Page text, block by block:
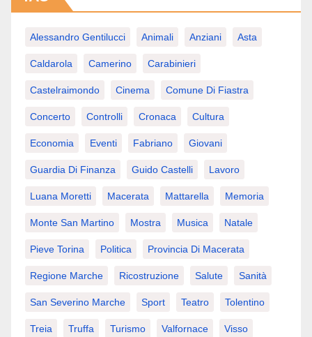
Alessandro Gentilucci Animali Anziani Asta
Caldarola Camerino Carabinieri
Castelraimondo Cinema Comune Di Fiastra
Concerto Controlli Cronaca Cultura
Economia Eventi Fabriano Giovani
Guardia Di Finanza Guido Castelli Lavoro
Luana Moretti Macerata Mattarella Memoria
Monte San Martino Mostra Musica Natale
Pieve Torina Politica Provincia Di Macerata
Regione Marche Ricostruzione Salute Sanità
San Severino Marche Sport Teatro Tolentino
Treia Truffa Turismo Valfornace Visso